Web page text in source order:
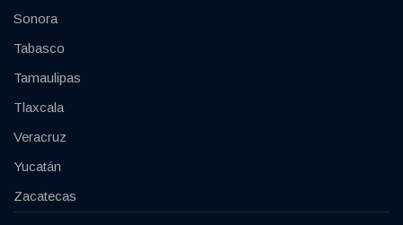
Sonora
Tabasco
Tamaulipas
Tlaxcala
Veracruz
Yucatán
Zacatecas